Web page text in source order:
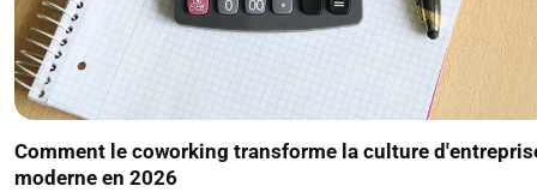
Comment le coworking transforme la culture
moderne en 2026